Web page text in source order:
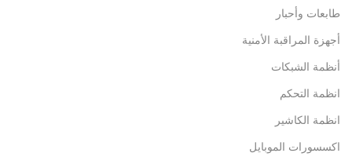
طابعات وأحبار
أجهزة المراقبة الأمنية
أنظمة الشبكات
انظمة التحكم
انظمة الكاشير
اكسسورات الموبايل